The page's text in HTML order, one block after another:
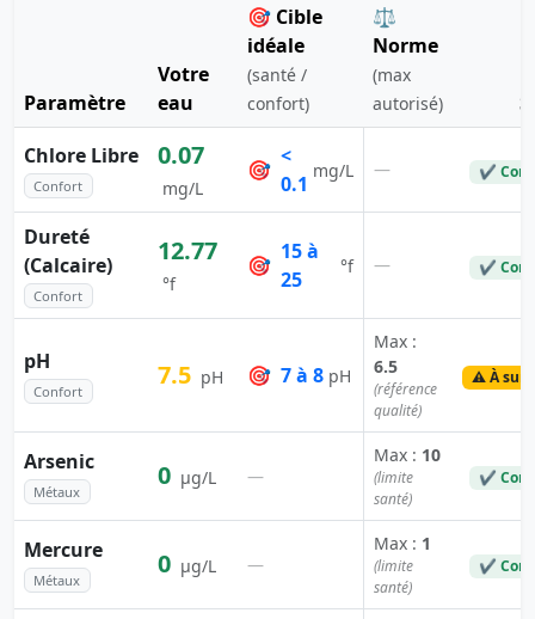
Paramètre
Votre
eau
🎯 Cible
idéale
(santé /
confort)
⚖️
Norme
(max
autorisé)
Chlore Libre
Confort
0.07
mg/L
🎯
<
0.1
mg/L — ✔
Dureté
(Calcaire)
Confort
12.77
°f
🎯
15 à
25
°f — ✔
pH
Confort
7.5 pH 🎯 7 à 8 pH
Max :
6.5
(référence
qualité)
⚠️ À
Arsenic
Métaux
0 µg/L —
Max : 10
(limite
santé)
✔
Mercure
Métaux
0 µg/L —
Max : 1
(limite
santé)
✔